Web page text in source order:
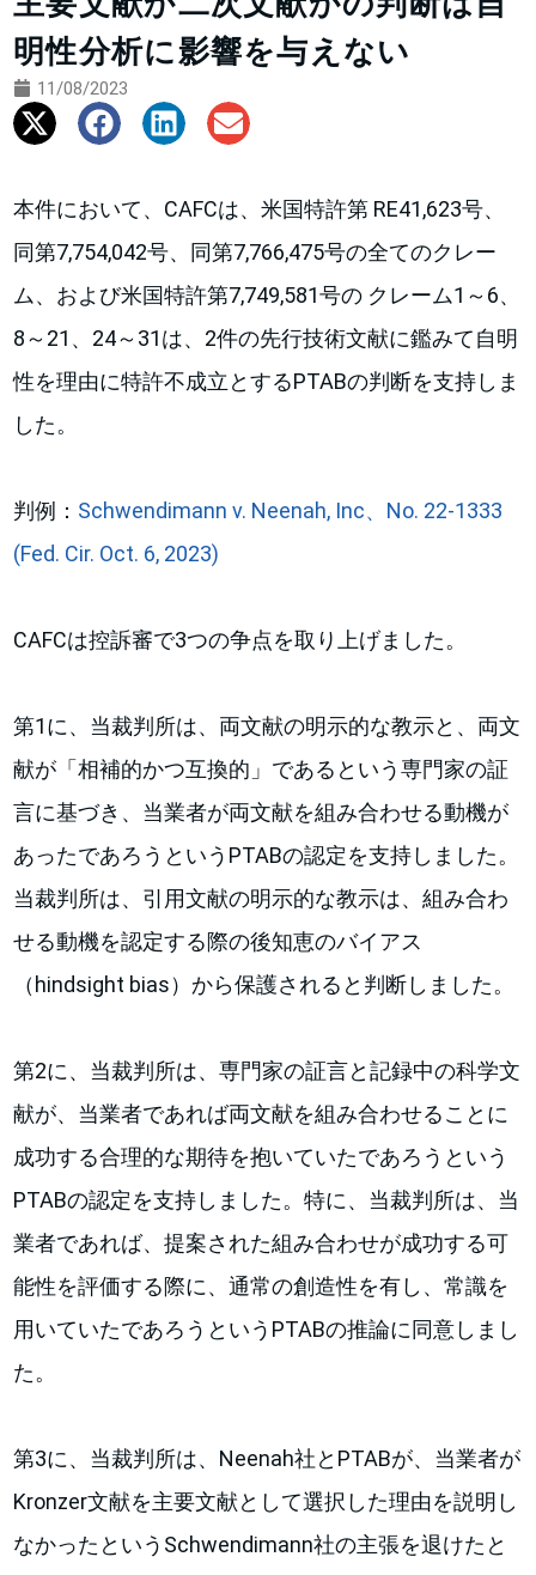
明性分析に影響を与えない
11/08/2023
本件において、CAFCは、米国特許第 RE41,623号、
同第7,754,042号、同第7,766,475号の全てのクレー
ム、および米国特許第7,749,581号の クレーム1～6、
8～21、24～31は、2件の先行技術文献に鑑みて自明
性を理由に特許不成立とするPTABの判断を支持しま
した。
判例： Schwendimann v. Neenah, Inc、No. 22-1333
(Fed. Cir. Oct. 6, 2023)
CAFCは控訴審で3つの争点を取り上げました。
第1に、当裁判所は、両文献の明示的な教示と、両文
献が「相補的かつ互換的」であるという専門家の証
言に基づき、当業者が両文献を組み合わせる動機が
あったであろうというPTABの認定を支持しました。
当裁判所は、引用文献の明示的な教示は、組み合わ
せる動機を認定する際の後知恵のバイアス
（hindsight bias）から保護されると判断しました。
第2に、当裁判所は、専門家の証言と記録中の科学文
献が、当業者であれば両文献を組み合わせることに
成功する合理的な期待を抱いていたであろうという
PTABの認定を支持しました。特に、当裁判所は、当
業者であれば、提案された組み合わせが成功する可
能性を評価する際に、通常の創造性を有し、常識を
用いていたであろうというPTABの推論に同意しまし
た。
第3に、当裁判所は、Neenah社とPTABが、当業者が
Kronzer文献を主要文献として選択した理由を説明し
なかったというSchwendimann社の主張を退けたと